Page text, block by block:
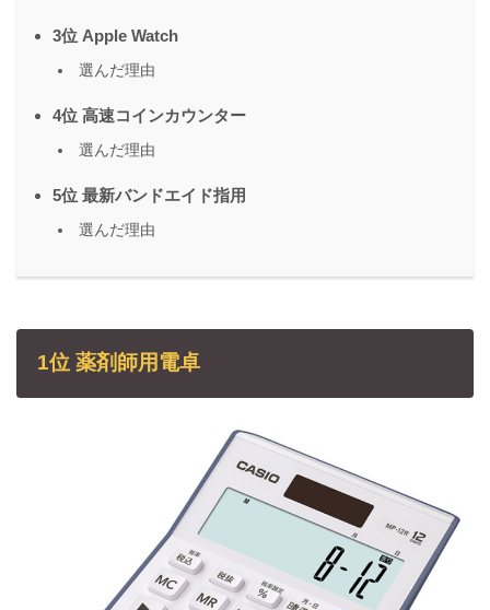
3位 Apple Watch
選んだ理由
4位 高速コインカウンター
選んだ理由
5位 最新バンドエイド指用
選んだ理由
1位 薬剤師用電卓